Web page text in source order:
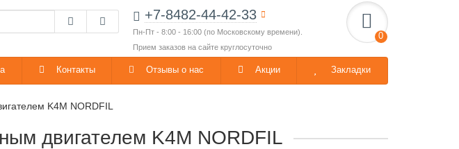
+7-8482-44-42-33
Пн-Пт - 8:00 - 16:00 (по Московскому времени).
Прием заказов на сайте круглосуточно
0
Контакты Отзывы о нас Акции Закладки
K4M NORDFIL
двигателем K4M NORDFIL